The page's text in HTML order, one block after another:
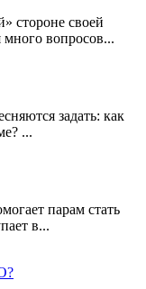
стороне своей
много вопросов...
задать: как
...
парам стать
в...